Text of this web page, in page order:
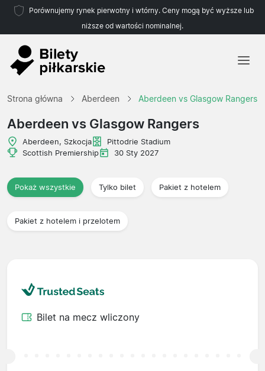
Porównujemy rynek pierwotny i wtórny. Ceny mogą być wyższe lub
niższe od wartości nominalnej.
Biura podróży
Strona główna Aberdeen Aberdeen vs Glasgow Rangers
Aberdeen vs Glasgow Rangers
Aberdeen, Szkocja
Pittodrie Stadium
Scottish Premiership
30 Sty 2027
Pokaż wszystkie Tylko bilet Pakiet z hotelem
Pakiet z hotelem i przelotem
Bilet na mecz wliczony